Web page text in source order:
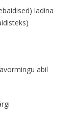
ladina
abil